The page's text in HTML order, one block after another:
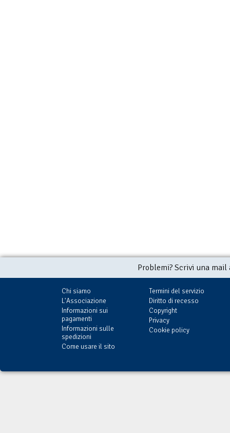
Problemi? Scrivi una
Chi siamo
L'Associazione
Informazioni sui
pagamenti
Informazioni sulle
spedizioni
Come usare il sito
Termini del servizio
Diritto di recesso
Copyright
Privacy
Cookie policy